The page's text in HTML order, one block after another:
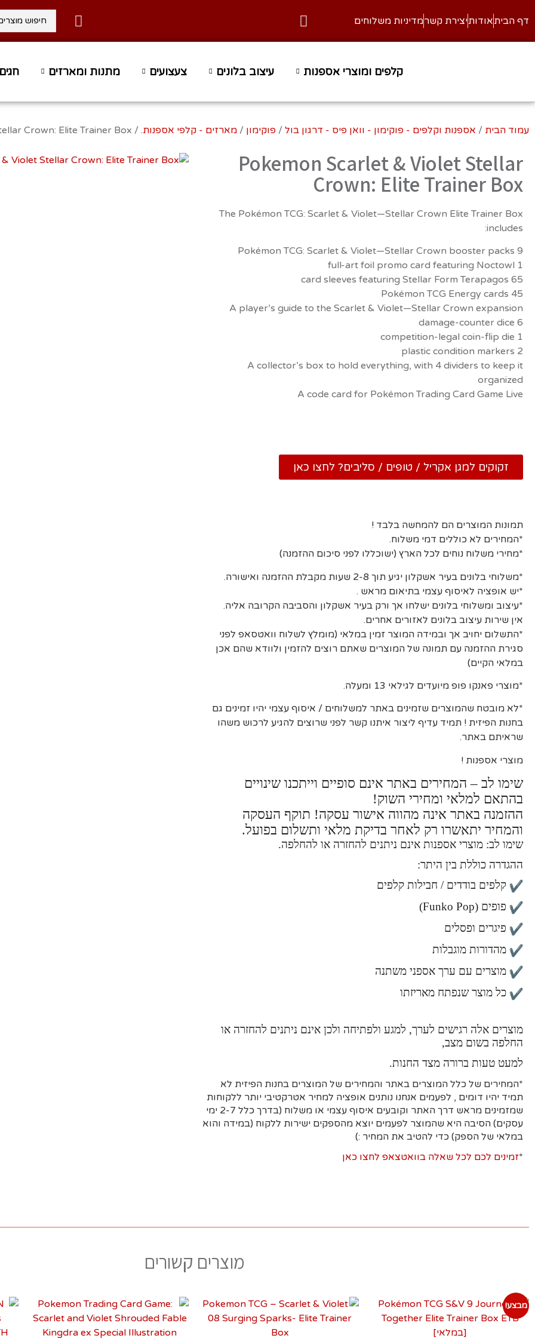
דף הביתאודותיצירת קשרמדיניות משלוחים
זמן אספקה 1-3 ימי עסקים משלוח קלפים ומוצרי אספנות עיצוב בלונים צעצועים מתנות ומארזים
עמוד הבית / אספנות וקלפים - פוקימון - וואן פיס - דרגון בול / פוקימון / מארזים - קלפי אספנות. / Pokemon Scarlet & Violet Stellar Crown: Elite Trainer Box
Pokemon Scarlet & Violet Stellar
Crown: Elite Trainer Box
The Pokémon TCG: Scarlet & Violet—Stellar Crown Elite Trainer Box
includes:
9 Pokémon TCG: Scarlet & Violet—Stellar Crown booster packs
1 full-art foil promo card featuring Noctowl
65 card sleeves featuring Stellar Form Terapagos
45 Pokémon TCG Energy cards
A player’s guide to the Scarlet & Violet—Stellar Crown expansion
6 damage-counter dice
1 competition-legal coin-flip die
2 plastic condition markers
A collector’s box to hold everything, with 4 dividers to keep it
organized
A code card for Pokémon Trading Card Game Live
זקוקים למגן אקריל / טופים / סליבים? לחצו כאן
תמונות המוצרים הם להמחשה בלבד !
*המחירים לא כוללים דמי משלוח.
*מחירי משלוח נוחים לכל הארץ (ישוכללו לפני סיכום ההזמנה)
*משלוחי בלונים בעיר אשקלון יגיע תוך 2-8 שעות מקבלת ההזמנה ואישורה.
*יש אופציה לאיסוף עצמי בתיאום מראש .
*עיצוב ומשלוחי בלונים ישלחו אך ורק בעיר אשקלון והסביבה הקרובה אליה.
אין שירות עיצוב בלונים לאזורים אחרים.
*התשלום יחויב אך ובמידה המוצר זמין במלאי (מומלץ לשלוח וואטסאפ לפני
סגירת ההזמנה עם תמונה של המוצרים שאתם רוצים להזמין ולוודא שהם אכן
במלאי הקיים)
*מוצרי פאנקו פופ מיועדים לגילאי 13 ומעלה.
*לא מובטח שהמוצרים שזמינים באתר למשלוחים / איסוף עצמי יהיו זמינים גם
בחנות הפיזית ! תמיד עדיף ליצור איתנו קשר לפני שרוצים להגיע לרכוש משהו
שראיתם באתר.
מוצרי אספנות !
שימו לב – המחירים באתר אינם סופיים וייתכנו שינויים
בהתאם למלאי ומחירי השוק!
ההזמנה באתר אינה מהווה אישור עסקה! תוקף העסקה
והמחיר יתאשרו רק לאחר בדיקת מלאי ותשלום בפועל.
שימו לב: מוצרי אספנות אינם ניתנים להחזרה או להחלפה.
ההגדרה כוללת בין היתר:
קלפים בודדים / חבילות קלפים
פופים (Funko Pop)
פיגרים ופסלים
מהדורות מוגבלות
מוצרים עם ערך אספני משתנה
כל מוצר שנפתח מאריזתו
מוצרים אלה רגישים לערך, למגע ולפתיחה ולכן אינם ניתנים להחזרה או
החלפה בשום מצב,
למעט טעות ברורה מצד החנות.
*המחירים של כלל המוצרים באתר והמחירים של המוצרים בחנות הפיזית לא
תמיד יהיו דומים , לפעמים אנחנו נותנים אופציה למחיר אטרקטיבי יותר ללקוחות
שמזמינים מראש דרך האתר וקובעים איסוף עצמי או משלוח (בדרך כלל 2-7 ימי
עסקים) הסיבה היא שהמוצר לפעמים יוצא מהספקים ישירות ללקוח (במידה והוא
במלאי של הספק) כדי להטיב את המחיר :)
*זמינים לכם לכל שאלה בוואטצאפ לחצו כאן
מוצרים קשורים
מבצע!